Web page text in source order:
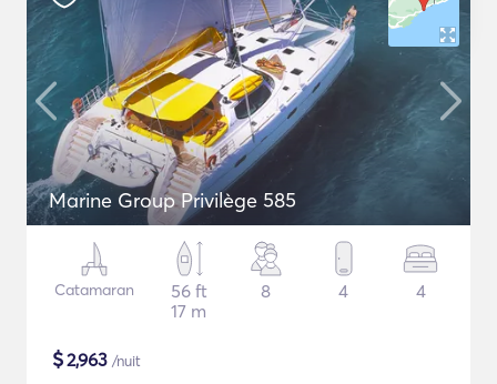
Marine Group Privilège 585
Catamaran
56 ft
17 m
8 4 4
$2,963 /nuit